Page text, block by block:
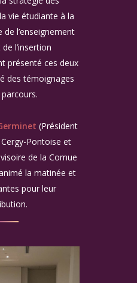
vie étudiante à la
l’enseignement
l’insertion
présenté ces deux
des témoignages
(Président
Cergy-Pontoise et
de la Comue
la matinée et
pour leur